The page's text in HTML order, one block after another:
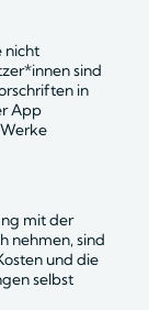
nicht
sind
in
App
mit der
nehmen, sind
und die
selbst